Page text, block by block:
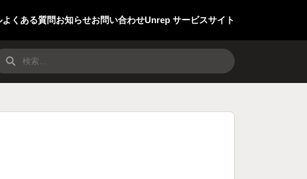
よくある質問お知らせお問い合わせUnrep サービスサイト